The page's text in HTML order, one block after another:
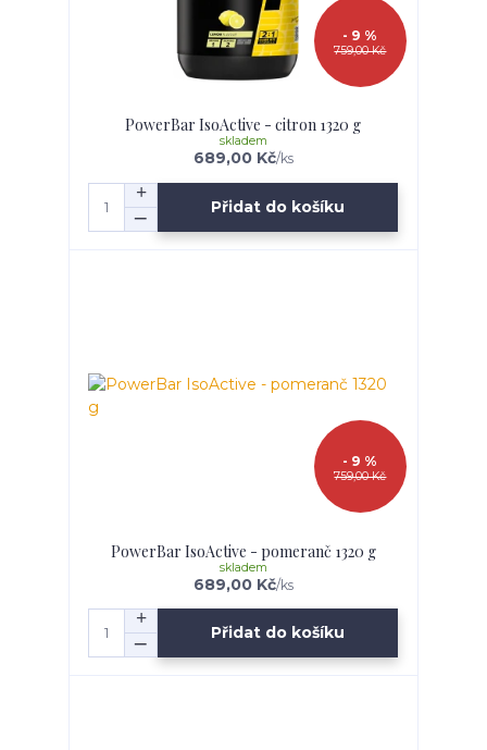
759,00 Kč
- 9 %
PowerBar IsoActive - citron 1320 g
689,00 Kč/ks
skladem
Přidat do košíku
759,00 Kč
- 9 %
PowerBar IsoActive - pomeranč 1320 g
689,00 Kč/ks
skladem
Přidat do košíku